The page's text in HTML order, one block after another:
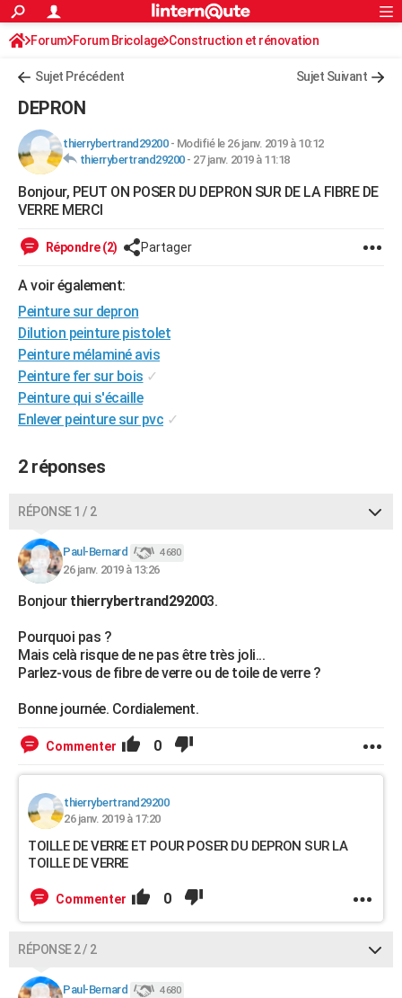
ACTUALITÉS
Politique
Société
Faits Divers
Education
Monde
Villes
+
FINANCE
Retraite
Impôts
Epargne
Immobilier
Risques naturels par ville
Banque
Assurance
Crédit
AUTO
Essais
Réserver un essai
Citadines
Berlines
SUV
Forum auto
+HIGH-TECH
Mobiles
Meilleur smartphone
Internet
Ordinateurs
Jeux vidéo
Guide high-tech
BRICOLAGE
WEEK-END
Guides de France
Escapades
Patrimoine
Expositions
Musées
Week-end nature
+LIFESTYLE
Art de vivre
Bien-être
Loisirs
Mode
Modes de vie
SANTE
Alimentation
Guide de la santé
Maladies
Médicaments
Sommeil
Destinations
City break
Voyage nature
Voyage de noces
Forum
Climat
PHOTO
GUIDES D'ACHAT
Carte de Noël
Carte Bonne année
Carte Saint-Valentin
Carte Pâques
Carte d'anniversaire
DICTIONNAIRE
Dictionnaire
Biographies
Citations
Expressions
Proverbes
PROGRAMME TV
COPAINS D'AVANT
S'inscrire
Se connecter
Lycées
Collèges
Primaires
Universités
Entreprises
Service militaire
Avis de recherche
AVIS DE DÉCÈS
FORUM
Bricolage
Lifestyle
Culture
Sport
Auto
Television
Voyage
Cinema
Rechercher
S'inscrire
Connexion
Forum Forum Bricolage Construction et rénovation
Peinture, Vernis, Tapissserie
Sujet Précédent Sujet Suivant
DEPRON
thierrybertrand29200- Modifié le 26 janv. 2019 à 10:12
thierrybertrand29200- 27 janv. 2019 à 11:18
Bonjour, PEUT ON POSER DU DEPRON SUR DE LA FIBRE DE
VERRE MERCI
Répondre (2) Partager
A voir également:
Peinture sur depron
Dilution peinture pistolet
Peinture mélaminé avis
Peinture fer sur bois ✓
Peinture qui s'écaille
Enlever peinture sur pvc ✓
2 réponses
RÉPONSE 1 / 2
Paul-Bernard 4 680
26 janv. 2019 à 13:26
Bonjour thierrybertrand292003.
Pourquoi pas ?
Mais celà risque de ne pas être très joli...
Parlez-vous de fibre de verre ou de toile de verre ?
Bonne journée. Cordialement.
Commenter 0
thierrybertrand29200
26 janv. 2019 à 17:20
TOILLE DE VERRE ET POUR POSER DU DEPRON SUR LA
TOILLE DE VERRE
Commenter 0
RÉPONSE 2 / 2
Paul-Bernard 4 680